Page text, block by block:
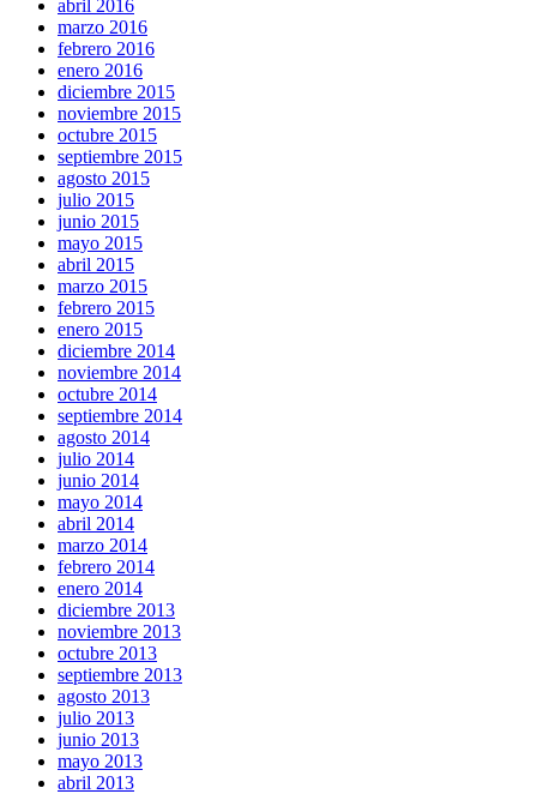
abril 2016
marzo 2016
febrero 2016
enero 2016
diciembre 2015
noviembre 2015
octubre 2015
septiembre 2015
agosto 2015
julio 2015
junio 2015
mayo 2015
abril 2015
marzo 2015
febrero 2015
enero 2015
diciembre 2014
noviembre 2014
octubre 2014
septiembre 2014
agosto 2014
julio 2014
junio 2014
mayo 2014
abril 2014
marzo 2014
febrero 2014
enero 2014
diciembre 2013
noviembre 2013
octubre 2013
septiembre 2013
agosto 2013
julio 2013
junio 2013
mayo 2013
abril 2013